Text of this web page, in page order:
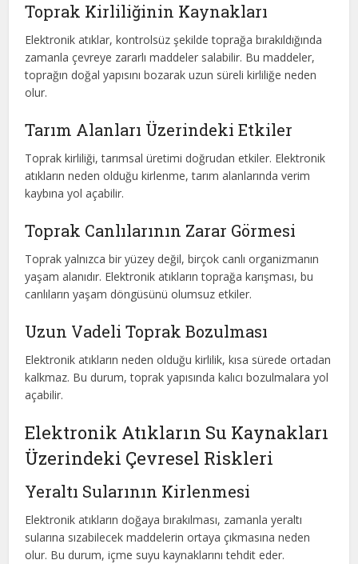
Toprak Kirliliğinin Kaynakları
Elektronik atıklar, kontrolsüz şekilde toprağa bırakıldığında
zamanla çevreye zararlı maddeler salabilir. Bu maddeler,
toprağın doğal yapısını bozarak uzun süreli kirliliğe neden
olur.
Tarım Alanları Üzerindeki Etkiler
Toprak kirliliği, tarımsal üretimi doğrudan etkiler. Elektronik
atıkların neden olduğu kirlenme, tarım alanlarında verim
kaybına yol açabilir.
Toprak Canlılarının Zarar Görmesi
Toprak yalnızca bir yüzey değil, birçok canlı organizmanın
yaşam alanıdır. Elektronik atıkların toprağa karışması, bu
canlıların yaşam döngüsünü olumsuz etkiler.
Uzun Vadeli Toprak Bozulması
Elektronik atıkların neden olduğu kirlilik, kısa sürede ortadan
kalkmaz. Bu durum, toprak yapısında kalıcı bozulmalara yol
açabilir.
Elektronik Atıkların Su Kaynakları
Üzerindeki Çevresel Riskleri
Yeraltı Sularının Kirlenmesi
Elektronik atıkların doğaya bırakılması, zamanla yeraltı
sularına sızabilecek maddelerin ortaya çıkmasına neden
olur. Bu durum, içme suyu kaynaklarını tehdit eder.